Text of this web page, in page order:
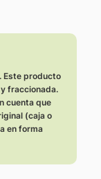
Este producto
fraccionada.
cuenta que
(caja o
en forma